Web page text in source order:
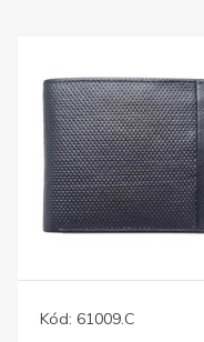
Kód: 61009.C